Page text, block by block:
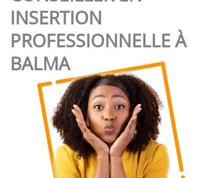
INSERTION
PROFESSIONNELLE À
BALMA